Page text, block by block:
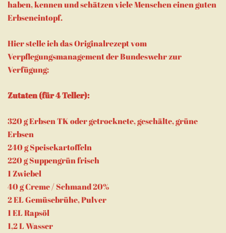
haben, kennen und schätzen viele Menschen einen guten
Erbseneintopf.
Hier stelle ich das Originalrezept vom
Verpflegungsmanagement der Bundeswehr zur
Verfügung:
Zutaten (für 4 Teller):
320 g Erbsen TK oder getrocknete, geschälte, grüne
Erbsen
240 g Speisekartoffeln
220 g Suppengrün frisch
1 Zwiebel
40 g Creme / Schmand 20%
2 EL Gemüsebrühe, Pulver
1 EL Rapsöl
1,2 L Wasser